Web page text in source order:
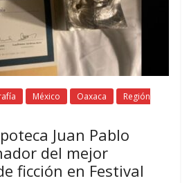
México Oaxaca
Región
Juan Pablo
del mejor
ficción en Festival